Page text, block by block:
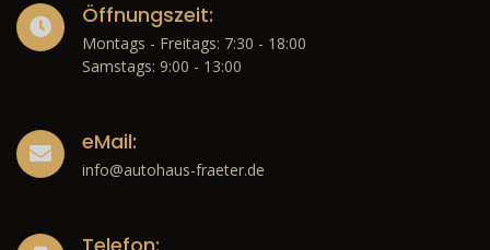
Öffnungszeit:
Montags - Freitags: 7:30 - 18:00
Samstags: 9:00 - 13:00
eMail:
info@autohaus-fraeter.de